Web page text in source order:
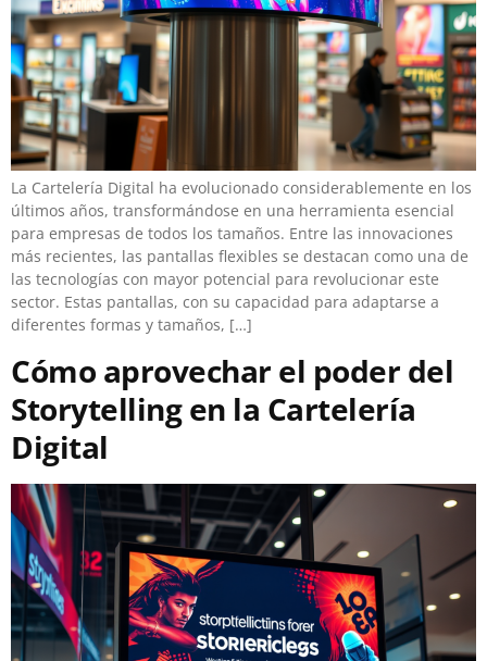
La Cartelería Digital ha evolucionado considerablemente en los
últimos años, transformándose en una herramienta esencial
para empresas de todos los tamaños. Entre las innovaciones
más recientes, las pantallas flexibles se destacan como una de
las tecnologías con mayor potencial para revolucionar este
sector. Estas pantallas, con su capacidad para adaptarse a
diferentes formas y tamaños, […]
Cómo aprovechar el poder del
Storytelling en la Cartelería
Digital